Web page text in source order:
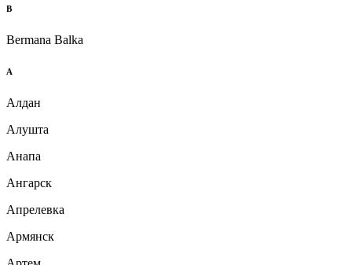
B
Bermana Balka
А
Алдан
Алушта
Анапа
Ангарск
Апрелевка
Армянск